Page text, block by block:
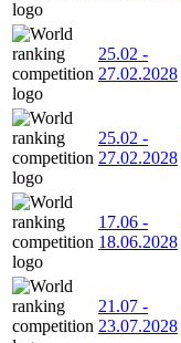
25.02 -
27.02.2028
25.02 -
27.02.2028
17.06 -
18.06.2028
21.07 -
23.07.2028